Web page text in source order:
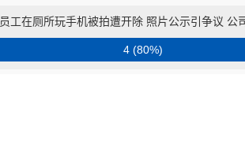
员工在厕所玩手机被拍遭开除 照片公示引争议 公
4 (80%)